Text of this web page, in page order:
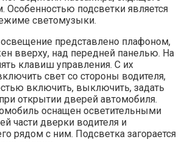
Особенностью подсветки является
светомузыки.
представлено плафоном,
вверху, над передней панелью. На
клавиш управления. С их
свет со стороны водителя,
включить, выключить, задать
открытии дверей автомобиля.
оснащен осветительными
части дверки водителя и
рядом с ним. Подсветка загорается